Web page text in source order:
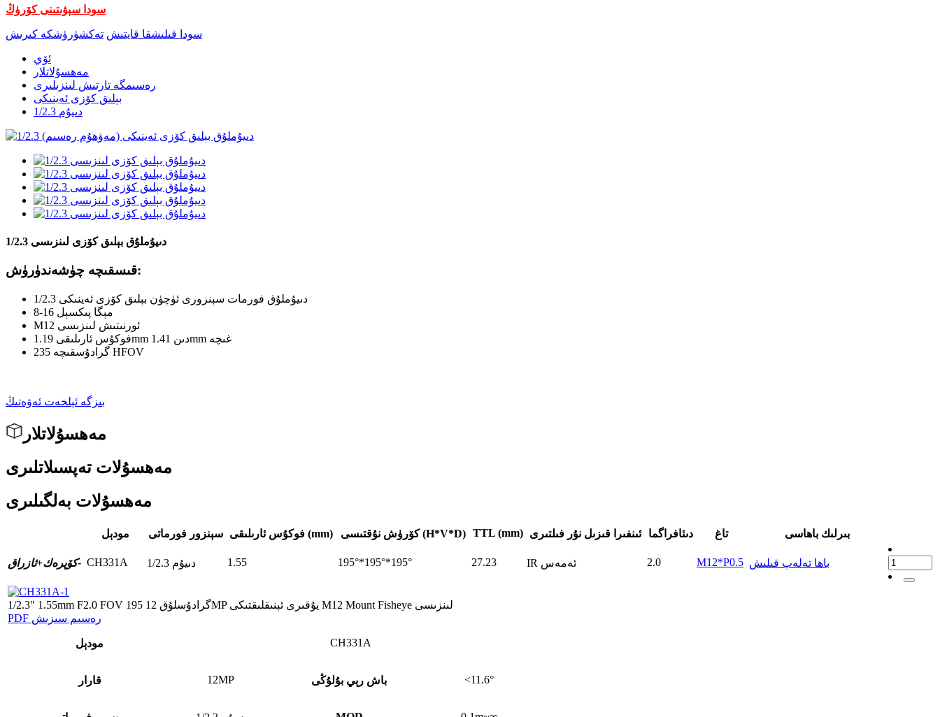
سودا سېۋىتىنى كۆرۈڭ
سودا قىلىشقا قايتىش تەكشۈرۈشكە كىرىش
ئۆي
مەھسۇلاتلار
رەسىمگە تارتىش لىنزىلىرى
بېلىق كۆزى ئەينىكى
1/2.3 دىيۇم
1/2.3 دىيۇملۇق بېلىق كۆزى لىنزىسى
قىسقىچە چۈشەندۈرۈش:
1/2.3 دىيۇملۇق فورمات سېنزورى ئۈچۈن بېلىق كۆزى ئەينىكى
8-16 مېگا پىكسېل
M12 ئورنىتىش لىنزىسى
فوكۇس ئارىلىقى 1.19mm دىن 1.41mm غىچە
235 گرادۇسقىچە HFOV
بىزگە ئېلخەت ئەۋەتىڭ
مەھسۇلاتلار
مەھسۇلات تەپسىلاتلىرى
مەھسۇلات بەلگىلىرى
مودېل سېنزور فورماتى فوكۇس ئارىلىقى (mm) كۆرۈش نۇقتىسى (H*V*D) TTL (mm) ئىنفىرا قىزىل نۇر فىلتىرى دىئافراگما تاغ بىرلىك باھاسى
كۆپرەك+ئازراق- CH331A 1/2.3 دىيۇم 1.55 195°*195°*195° 27.23 IR ئەمەس 2.0 M12*P0.5 باھا تەلەپ قىلىش
1/2.3" 1.55mm F2.0 FOV 195 گرادۇسلۇق 12MP يۇقىرى ئېنىقلىقتىكى M12 Mount Fisheye لىنزىسى
PDF رەسىم سىزىش
مودېل CH331A
قارار 12MP باش رېي بۇلۇڭى <11.6°